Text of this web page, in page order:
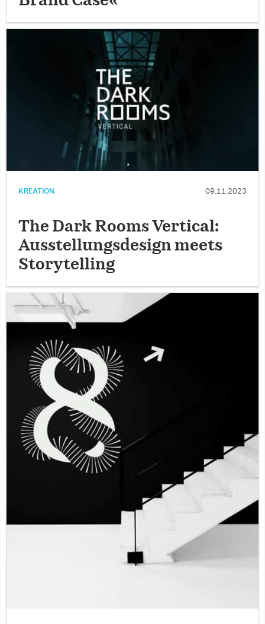
KREATION 09.11.2023
The Dark Rooms Vertical:
Ausstellungsdesign meets
Storytelling